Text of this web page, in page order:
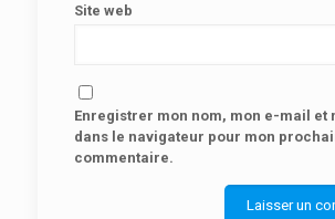
Site web
Enregistrer mon nom, mon e-mail et
dans le navigateur pour mon
commentaire.